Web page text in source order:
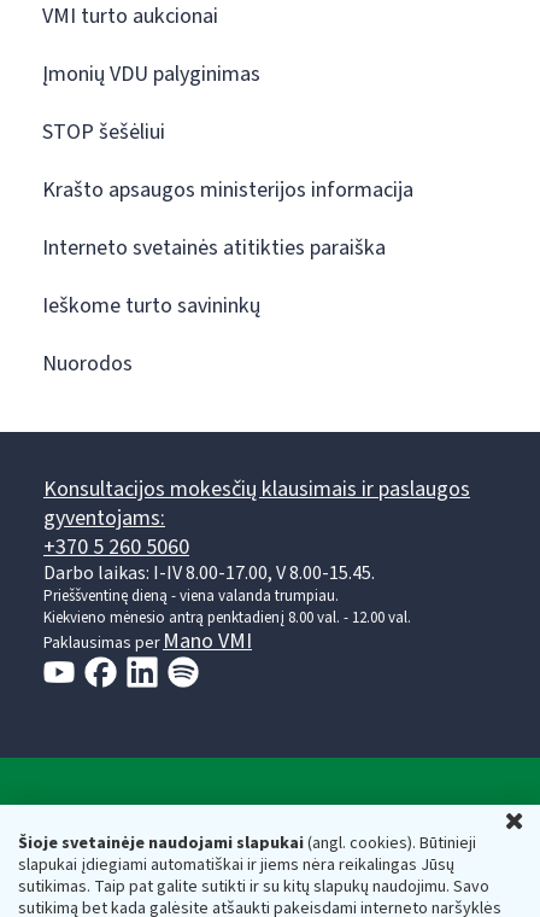
Šioje svetainėje naudojami slapukai(angl. cookies). Būtinieji
slapukai įdiegiami automatiškai ir jiems nėra reikalingas Jūsų
sutikimas. Taip pat galite sutikti ir su kitų slapukų naudojimu. Savo
sutikimą bet kada galėsite atšaukti pakeisdami interneto naršyklės
VMI turto aukcionai
Įmonių VDU palyginimas
STOP šešėliui
Krašto apsaugos ministerijos informacija
Interneto svetainės atitikties paraiška
Ieškome turto savininkų
Nuorodos
Konsultacijos mokesčių klausimais ir paslaugos
gyventojams:
+370 5 260 5060
Darbo laikas: I-IV 8.00-17.00, V 8.00-15.45.
Prieššventinę dieną - viena valanda trumpiau.
Kiekvieno mėnesio antrą penktadienį 8.00 val. - 12.00 val.
Paklausimas perMano VMI
Valstybinė mokesčių inspekcija prie Lietuvos
Respublikos finansų ministerijos
Biudžetinė įstaiga. Juridinio asmens kodas — 188659752,
adresas: Vasario 16-osios g. 14, 01107 Vilnius, Lietuva, el.paštas: